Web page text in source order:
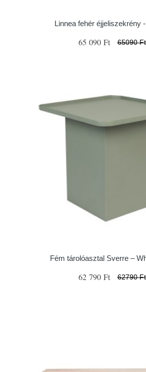
Linnea fehér éjjeliszekrény
65 090 Ft 65090 Ft
Fém tárolóasztal Sverre –
62 790 Ft 62790 Ft